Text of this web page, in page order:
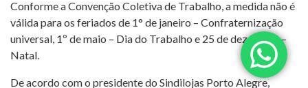
Conforme a Convenção Coletiva de Trabalho, a medida não é
válida para os feriados de 1° de janeiro – Confraternização
universal, 1º de maio – Dia do Trabalho e 25 de dezembro –
Natal.
De acordo com o presidente do Sindilojas Porto Alegre,